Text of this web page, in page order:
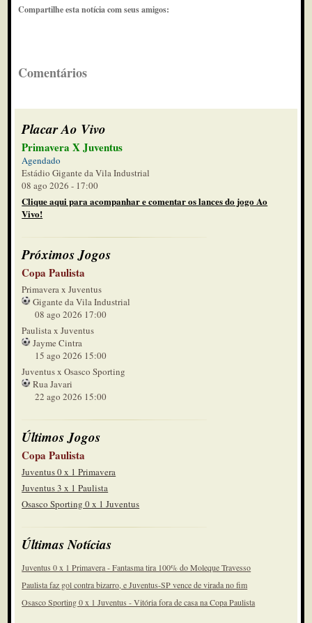
Compartilhe esta notícia com seus amigos:
Comentários
Placar Ao Vivo
Primavera X Juventus
Agendado
Estádio Gigante da Vila Industrial
08 ago 2026 - 17:00
Clique aqui para acompanhar e comentar os lances do jogo Ao
Vivo!
Próximos Jogos
Copa Paulista
Primavera x Juventus
Gigante da Vila Industrial
08 ago 2026 17:00
Paulista x Juventus
Jayme Cintra
15 ago 2026 15:00
Juventus x Osasco Sporting
Rua Javari
22 ago 2026 15:00
Últimos Jogos
Copa Paulista
Juventus 0 x 1 Primavera
Juventus 3 x 1 Paulista
Osasco Sporting 0 x 1 Juventus
Últimas Notícias
Juventus 0 x 1 Primavera - Fantasma tira 100% do Moleque Travesso
Paulista faz gol contra bizarro, e Juventus-SP vence de virada no fim
Osasco Sporting 0 x 1 Juventus - Vitória fora de casa na Copa Paulista